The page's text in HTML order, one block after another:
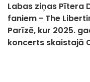
Labas ziņas Pītera
faniem - The
Parīzē, kur 2025.
koncerts skaistajā